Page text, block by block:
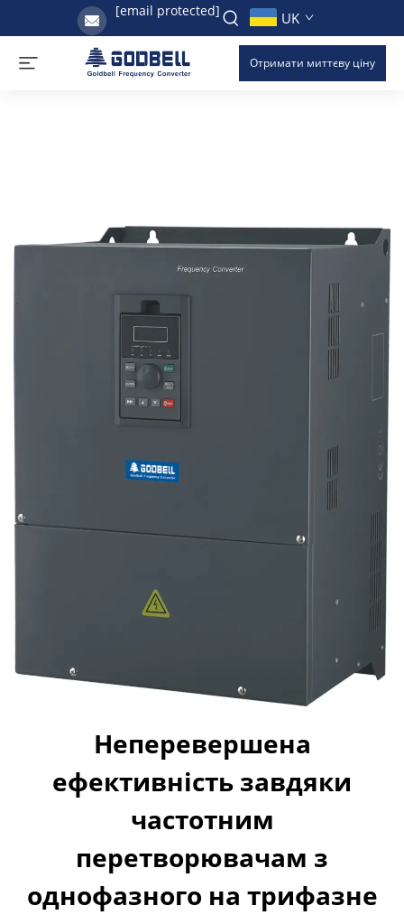
[email protected] UK
Отримати миттєву ціну
Неперевершена
ефективність завдяки
частотним
перетворювачам з
однофазного на трифазне